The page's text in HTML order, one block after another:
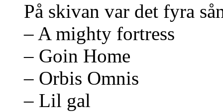
På skivan var det fyra
– A mighty fortress
– Goin Home
– Orbis Omnis
– Lil gal